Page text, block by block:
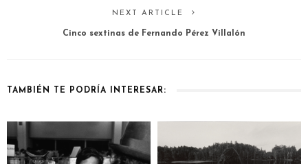
NEXT ARTICLE
Cinco sextinas de Fernando Pérez Villalón
TAMBIÉN TE PODRÍA INTERESAR: